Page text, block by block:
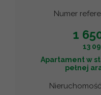
Numer
1
13
Apartament w
pełnej